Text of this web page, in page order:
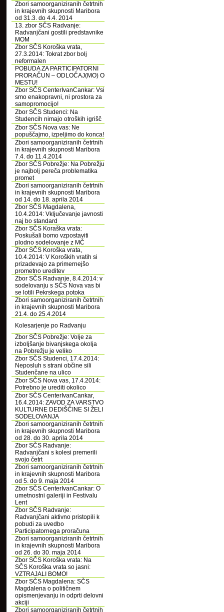
Zbori samoorganiziranih četrtnih
in krajevnih skupnosti Maribora
od 31.3. do 4.4. 2014
13. zbor SČS Radvanje:
Radvanjčani gostili predstavnike
MOM
Zbor SČS Koroška vrata,
27.3.2014: Tokrat zbor bolj
neformalen
POBUDA ZA PARTICIPATORNI
PRORAČUN – ODLOČAJ(MO) O
MESTU!
Zbor SČS CenterIvanCankar: Vsi
smo enakopravni, ni prostora za
samopromocijo!
Zbor SČS Studenci: Na
Studencih nimajo otroških igrišč
Zbor SČS Nova vas: Ne
popuščajmo, izpeljimo do konca!
Zbori samoorganiziranih četrtnih
in krajevnih skupnosti Maribora
7.4. do 11.4.2014
Zbor SČS Pobrežje: Na Pobrežju
je najbolj pereča problematika
promet
Zbori samoorganiziranih četrtnih
in krajevnih skupnosti Maribora
od 14. do 18. aprila 2014
Zbor SČS Magdalena,
10.4.2014: Vključevanje javnosti
naj bo standard
Zbor SČS Koraška vrata:
Poskušali bomo vzpostaviti
plodno sodelovanje z MČ
Zbor SČS Koroška vrata,
10.4.2014: V Koroških vratih si
prizadevajo za primernejšo
prometno ureditev
Zbor SČS Radvanje, 8.4.2014: v
sodelovanju s SČS Nova vas bi
se lotili Pekrskega potoka
Zbori samoorganiziranih četrtnih
in krajevnih skupnosti Maribora
21.4. do 25.4.2014
Kolesarjenje po Radvanju
Zbor SČS Pobrežje: Volje za
izboljšanje bivanjskega okolja
na Pobrežju je veliko
Zbor SČS Studenci, 17.4.2014:
Neposluh s strani občine sili
Studenčane na ulico
Zbor SČS Nova vas, 17.4.2014:
Potrebno je urediti okolico
Zbor SČS CenterIvanCankar,
16.4.2014: ZAVOD ZA VARSTVO
KULTURNE DEDIŠČINE SI ŽELI
SODELOVANJA
Zbori samoorganiziranih četrtnih
in krajevnih skupnosti Maribora
od 28. do 30. aprila 2014
Zbor SČS Radvanje:
Radvanjčani s kolesi premerili
svojo četrt
Zbori samoorganiziranih četrtnih
in krajevnih skupnosti Maribora
od 5. do 9. maja 2014
Zbor SČS CenterIvanCankar: O
umetnostni galeriji in Festivalu
Lent
Zbor SČS Radvanje:
Radvanjčani aktivno pristopili k
pobudi za uvedbo
Participatornega proračuna
Zbori samoorganiziranih četrtnih
in krajevnih skupnosti Maribora
od 26. do 30. maja 2014
Zbor SČS Koroška vrata: Na
SČS Koroška vrata so jasni:
VZTRAJALI BOMO!
Zbor SČS Magdalena: SČS
Magdalena o političnem
opismenjevanju in odprti delovni
akciji
Zbori samoorganiziranih četrtnih